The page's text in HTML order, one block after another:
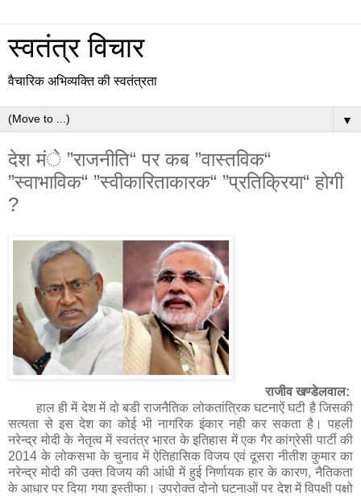
स्वतंत्र विचार
वैचारिक अभिव्यक्ति की स्वतंत्रता
▼
देश मंे ”राजनीति“ पर कब ”वास्तविक“
”स्वाभाविक“ ”स्वीकारिताकारक“ ”प्रतिक्रिया“ होगी
?
राजीव खण्डेलवाल:
हाल ही में देश में दो बडी राजनैतिक लोकतांत्रिक घटनाऐं घटी है जिसकी
सत्यता से इस देश का कोई भी नागरिक इंकार नही कर सकता है। पहली
नरेन्द्र मोदी के नेतृत्व में स्वतंत्र भारत के इतिहास में एक गैर कांग्रेसी पार्टी की
2014 के लोकसभा के चुनाव में ऐतिहासिक विजय एवं दूसरा नीतीश कुमार का
नरेन्द्र मोदी की उक्त विजय की आंधी में हुई निर्णायक हार के कारण, नैतिकता
के आधार पर दिया गया इस्तीफा। उपरोक्त दोनो घटनाओं पर देश में विपक्षी पक्षो